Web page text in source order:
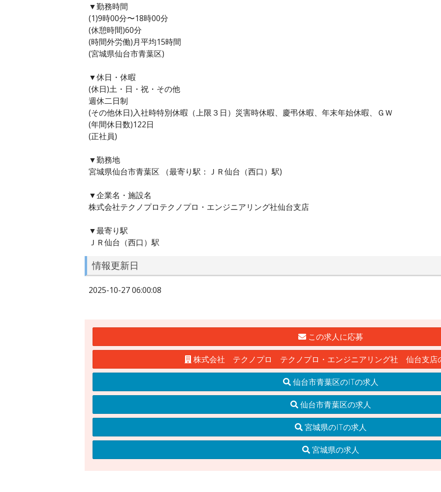
▼勤務時間
(1)9時00分〜18時00分
(休憩時間)60分
(時間外労働)月平均15時間
(宮城県仙台市青葉区)
▼休日・休暇
(休日)土・日・祝・その他
週休二日制
(その他休日)入社時特別休暇（上限３日）災害時休暇、慶弔休暇、年末年始休暇、ＧＷ
(年間休日数)122日
(正社員)
▼勤務地
宮城県仙台市青葉区 （最寄り駅：ＪＲ仙台（西口）駅)
▼企業名・施設名
株式会社テクノプロテクノプロ・エンジニアリング社仙台支店
▼最寄り駅
ＪＲ仙台（西口）駅
情報更新日
2025-10-27 06:00:08
この求人に応募
株式会社 テクノプロ テクノプロ・エンジニアリング社 仙台支店
仙台市青葉区のITの求人
仙台市青葉区の求人
宮城県のITの求人
宮城県の求人